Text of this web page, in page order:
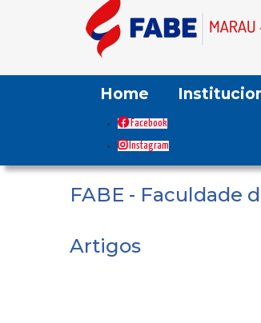
Home
Facebook
Instagram
FABE - Faculdade
Artigos